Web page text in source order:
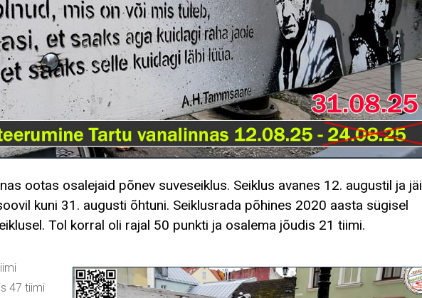
ootas osalejaid põnev suveseiklus. Seiklus avanes 12. augustil ja jäi
kuni 31. augusti õhtuni. Seiklusrada põhines 2020 aasta sügisel
Tol korral oli rajal 50 punkti ja osalema jõudis 21 tiimi.
47 tiimi